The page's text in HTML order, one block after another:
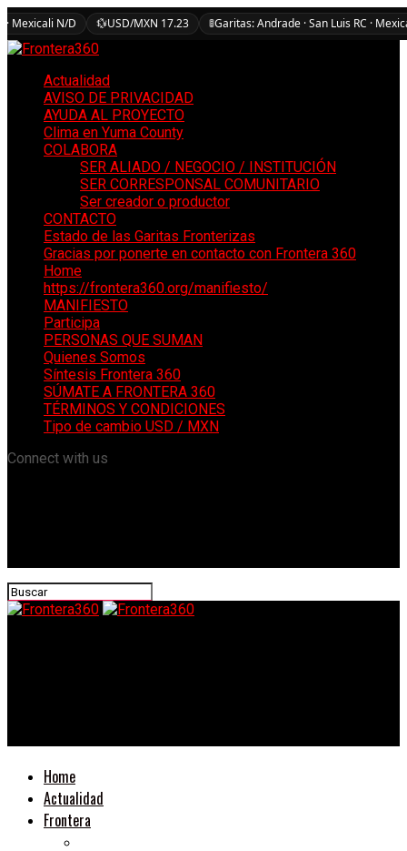
· Mexicali N/D 💱USD/MXN 17.23 🚦Garitas: Andrade · San Luis RC ·
Actualidad
AVISO DE PRIVACIDAD
AYUDA AL PROYECTO
Clima en Yuma County
COLABORA
SER ALIADO / NEGOCIO / INSTITUCIÓN
SER CORRESPONSAL COMUNITARIO
Ser creador o productor
CONTACTO
Estado de las Garitas Fronterizas
Gracias por ponerte en contacto con Frontera 360
Home
https://frontera360.org/manifiesto/
MANIFIESTO
Participa
PERSONAS QUE SUMAN
Quienes Somos
Síntesis Frontera 360
SÚMATE A FRONTERA 360
TÉRMINOS Y CONDICIONES
Tipo de cambio USD / MXN
Connect with us
Home
Actualidad
Frontera